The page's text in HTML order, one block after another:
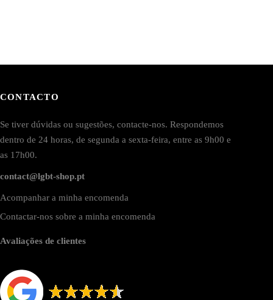
CONTACTO
Se tiver dúvidas ou sugestões, contacte-nos. Respondemos
dentro de 24 horas, de segunda a sexta-feira, entre as 9h00 e
as 17h00.
contact@lgbt-shop.pt
Acompanhar a minha encomenda
Contactar-nos sobre a minha encomenda
Avaliações de clientes